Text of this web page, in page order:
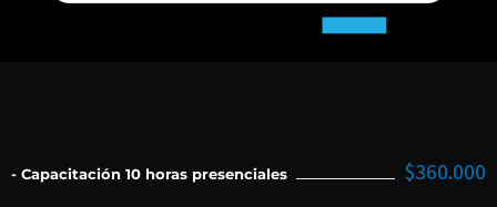
- Capacitación 10 horas presenciales $360.000